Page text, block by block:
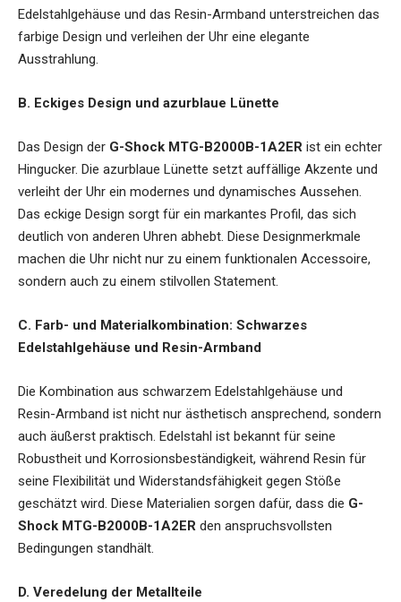
Edelstahlgehäuse und das Resin-Armband unterstreichen das
farbige Design und verleihen der Uhr eine elegante
Ausstrahlung.
B. Eckiges Design und azurblaue Lünette
Das Design der G-Shock MTG-B2000B-1A2ER ist ein echter
Hingucker. Die azurblaue Lünette setzt auffällige Akzente und
verleiht der Uhr ein modernes und dynamisches Aussehen.
Das eckige Design sorgt für ein markantes Profil, das sich
deutlich von anderen Uhren abhebt. Diese Designmerkmale
machen die Uhr nicht nur zu einem funktionalen Accessoire,
sondern auch zu einem stilvollen Statement.
C. Farb- und Materialkombination: Schwarzes
Edelstahlgehäuse und Resin-Armband
Die Kombination aus schwarzem Edelstahlgehäuse und
Resin-Armband ist nicht nur ästhetisch ansprechend, sondern
auch äußerst praktisch. Edelstahl ist bekannt für seine
Robustheit und Korrosionsbeständigkeit, während Resin für
seine Flexibilität und Widerstandsfähigkeit gegen Stöße
geschätzt wird. Diese Materialien sorgen dafür, dass die G-
Shock MTG-B2000B-1A2ER den anspruchsvollsten
Bedingungen standhält.
D. Veredelung der Metallteile